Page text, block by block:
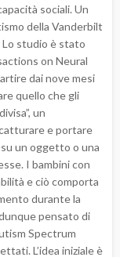
sociali. Un
della Vanderbilt
studio è stato
on Neural
dai nove mesi
quello che gli
un
e portare
su un oggetto o una
I bambini con
e ciò comporta
durante la
pensato di
Spectrum
L’idea iniziale è